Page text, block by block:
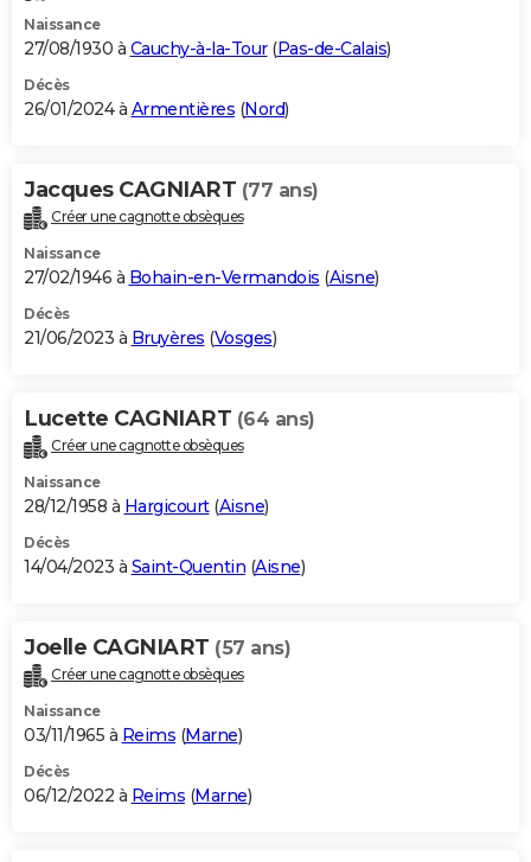
Naissance
27/08/1930 à Cauchy-à-la-Tour(Pas-de-Calais)
Décès
26/01/2024 à Armentières (Nord)
Jacques CAGNIART (77 ans)
Créer une cagnotte obsèques
Naissance
27/02/1946 à Bohain-en-Vermandois (Aisne)
Décès
21/06/2023 à Bruyères (Vosges)
Lucette CAGNIART (64 ans)
Créer une cagnotte obsèques
Naissance
28/12/1958 à Hargicourt(Aisne)
Décès
14/04/2023 à Saint-Quentin (Aisne)
Joelle CAGNIART (57 ans)
Créer une cagnotte obsèques
Naissance
03/11/1965 à Reims (Marne)
Décès
06/12/2022 à Reims (Marne)